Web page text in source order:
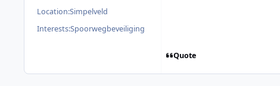
Location:Simpelveld
Interests:Spoorwegbeveiliging
Quote